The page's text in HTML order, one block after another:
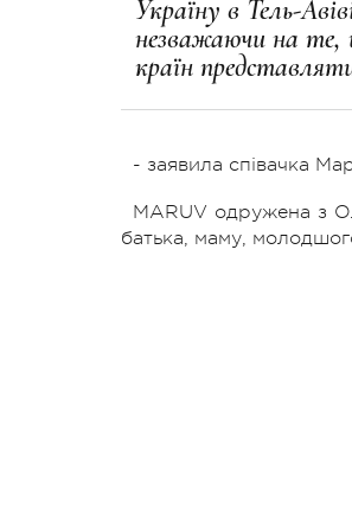
Україну в Тель-
незважаючи на те,
країн
- заявила співачка
MARUV одружена з
батька, маму,